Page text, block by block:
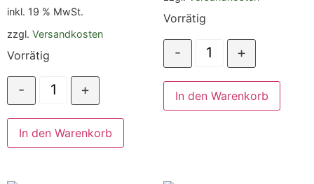
inkl. 19 % MwSt.
zzgl. Versandkosten
Vorrätig
- +
In den Warenkorb
Vorrätig
- +
In den Warenkorb